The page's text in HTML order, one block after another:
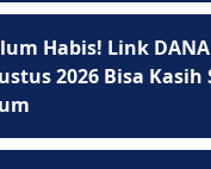
Habis! Link
2026 Bisa Kasih